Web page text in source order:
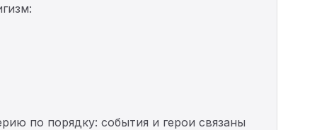
по порядку: события и герои связаны